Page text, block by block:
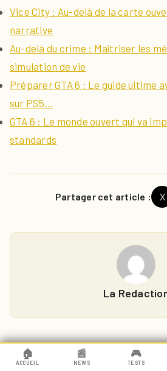
Vice City : Au-delà de la carte
narrative
Au-delà du crime : Maîtriser les
simulation de vie
Préparer GTA 6 : Le guide ultime
sur PS5…
GTA 6 : Le monde ouvert qui va
standards
Partager cet article : X
La
Lire aussi
🏠
ACCUEIL
📰
NEWS
🎮
TESTS